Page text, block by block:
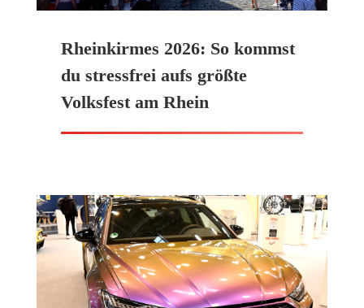
Rheinkirmes 2026: So kommst
du stressfrei aufs größte
Volksfest am Rhein